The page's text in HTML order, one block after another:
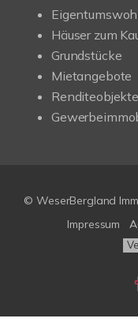
Häuser zum
Grundstücke
Mietangebote
Renditeobjekte
© WeserBergland
Impressum